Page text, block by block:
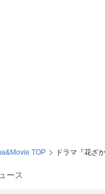
TOP ドラマ『花ざ
ース